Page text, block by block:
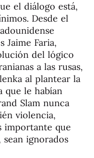
el diálogo está,
Desde el
Jaime Faria,
del lógico
a las rusas,
al plantear la
que le habían
Slam nunca
violencia,
importante que
ignorados